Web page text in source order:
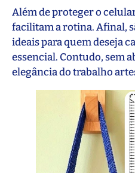
Além de proteger o
facilitam a rotina. Afinal,
ideais para quem deseja
essencial. Contudo, sem
elegância do trabalho